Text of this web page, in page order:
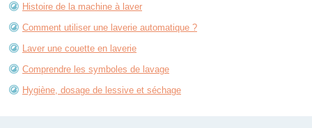
Histoire de la machine à laver
Comment utiliser une laverie automatique ?
Laver une couette en laverie
Comprendre les symboles de lavage
Hygiène, dosage de lessive et séchage